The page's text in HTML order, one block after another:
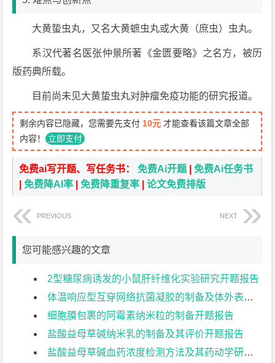
大黄蛰虫丸，又名大黄蟅虫丸或大黄（庶虫）虫丸。
系汉代著名医张仲景所著《金匮要略》之名方，被历
版药典所载。
目前尚未见大黄蛰虫丸对肿瘤免疫功能的研究报道。
剩余内容已隐藏，您需要先支付 10元 才能查看该篇文章全部
内容！ 立即支付
免费ai写开题、写任务书：免费Ai开题 |免费Ai任务书
|免费降AI率 |免费降重复率 |论文免费排版
PREVIOUS NEXT
您可能感兴趣的文章
2型糖尿病诱发的小鼠肝纤维化实验研究开题报告
体温响应型互穿网络抗菌凝胶的制备及体外表征开题报告
细胞膜包裹的阿霉素纳米粒的制备开题报告
盐酸益母草碱纳米乳的制备及其评价开题报告
盐酸益母草碱血药浓度检测方法及其药动学研究开题报告